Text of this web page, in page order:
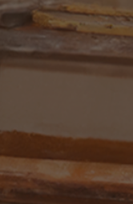
عن الوزارة